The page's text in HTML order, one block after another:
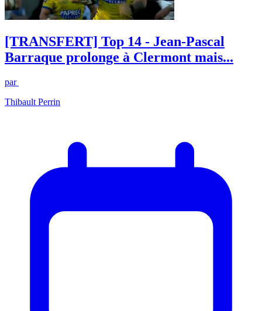
[TRANSFERT] Top 14 - Jean-Pascal
Barraque prolonge à Clermont mais...
par
Thibault Perrin